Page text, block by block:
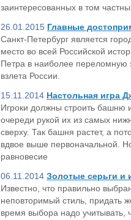
заинтересованных в том
26.01.2015 Главные
Санкт-Петербург является
место во всей Российской
Петра в наиболее переломную
взлета России.
15.11.2014 Настольная игра
Игроки должны строить башню
очереди рукой их из самых
сверху. Так башня растет, а
вдвое выше первоначальной.
равновесие
06.11.2014 Золотые серьги и
Известно, что правильно
неповторимый стиль, придать
время выбора надо учитывать,